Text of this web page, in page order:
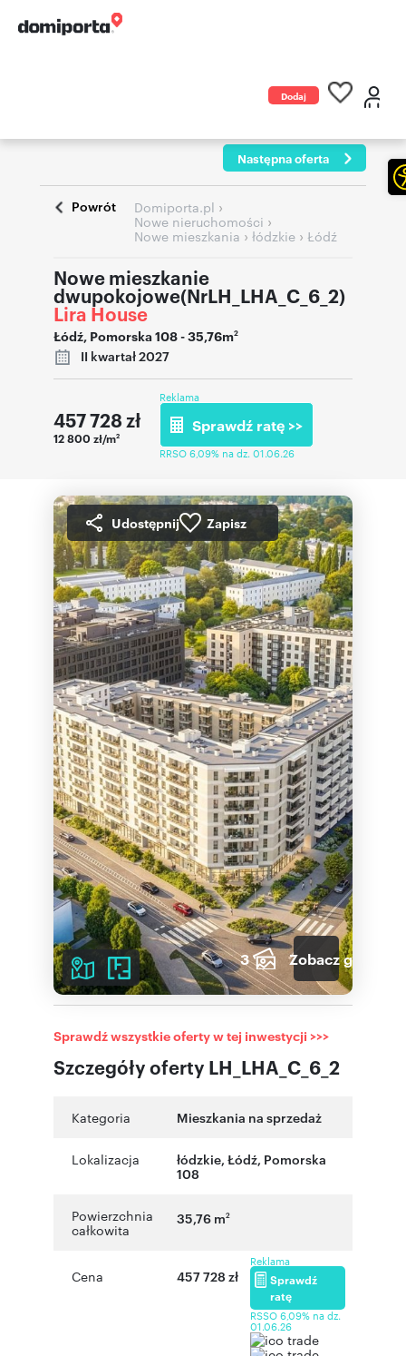
Dodaj
Następna oferta
Powrót Domiporta.pl ›
Nowe nieruchomości ›
Nowe mieszkania › łódzkie › Łódź
Nowe mieszkanie
dwupokojowe(NrLH_LHA_C_6_2)
Lira House
Łódź, Pomorska 108- 35,76m2
II kwartał 2027
457 728 zł
12 800 zł/m2
Reklama
Sprawdź ratę >>
RRSO 6,09% na dz. 01.06.26
Udostępnij Zapisz
3 Zobacz galerię
Szczegóły oferty LH_LHA_C_6_2
Sprawdź wszystkie oferty w tej inwestycji >>>
Kategoria Mieszkania na sprzedaż
Lokalizacja łódzkie, Łódź, Pomorska
108
Powierzchnia
całkowita
35,76 m2
Cena 457 728 zł
Reklama
Sprawdź
ratę
RSSO 6,09% na dz.
01.06.26